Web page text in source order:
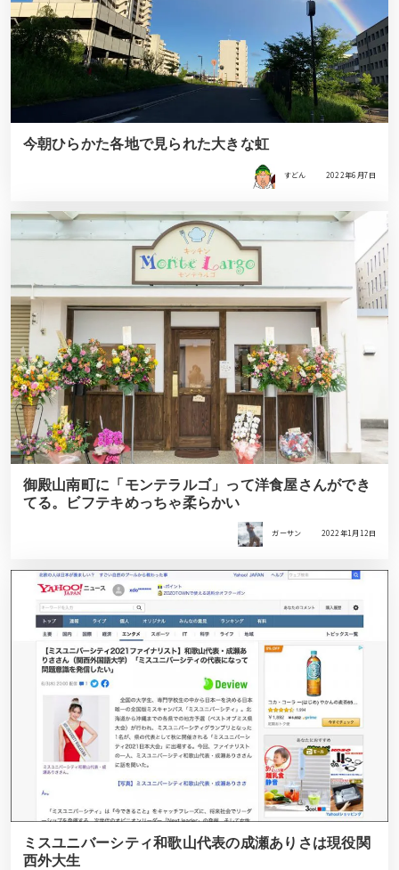
今朝ひらかた各地で見られた大きな虹
すどん 2022年6月7日
御殿山南町に「モンテラルゴ」って洋食屋さんができ
てる。ビフテキめっちゃ柔らかい
ガーサン 2022年1月12日
ミスユニバーシティ和歌山代表の成瀬ありさは現役関
西外大生